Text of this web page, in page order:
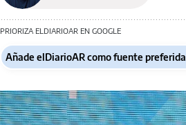
PRIORIZA ELDIARIOAR EN GOOGLE
Añade elDiarioAR como fuente preferida